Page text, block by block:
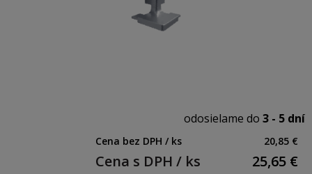
odosielame do 3 - 5 dní
Cena bez DPH / ks 20,85 €
Cena s DPH / ks 25,65 €